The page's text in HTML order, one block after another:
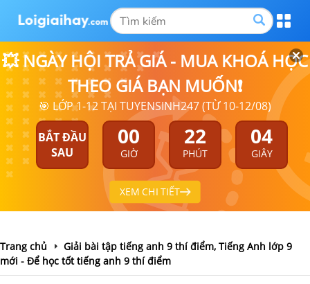
💥 NGÀY HỘI TRẢ GIÁ - MUA KHOÁ HỌC
THEO GIÁ BẠN MUỐN❗
🎯 LỚP 1-12 TẠI TUYENSINH247 (TỪ 10-12/08)
BẮT ĐẦU
SAU
00
GIỜ
22
PHÚT
04
GIÂY
XEM CHI TIẾT
Trang chủ
Giải bài tập tiếng anh 9 thí điểm, Tiếng Anh lớp 9
mới - Để học tốt tiếng anh 9 thí điểm